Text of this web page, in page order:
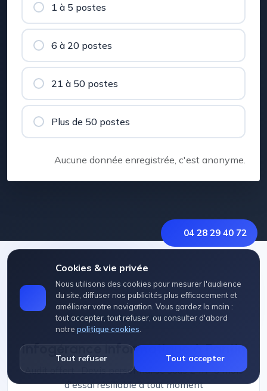
04 28 29 40 72
Cookies & vie privée
Nous utilisons des cookies pour mesurer l'audience
du site, diffuser nos publicités plus efficacement et
améliorer votre navigation. Vous gardez la main :
tout accepter, tout refuser, ou consulter d'abord
notre politique cookies
Tout refuser Tout accepter
1 à 5 postes
6 à 20 postes
21 à 50 postes
Plus de 50 postes
Aucune donnée enregistrée, c'est anonyme.
DISPONIBLE MAINTENANT
Infogérance informatique à Pantin
Audit offert · Devis personnalisé sous 24h · 3 mois
d'essai résiliable à tout moment